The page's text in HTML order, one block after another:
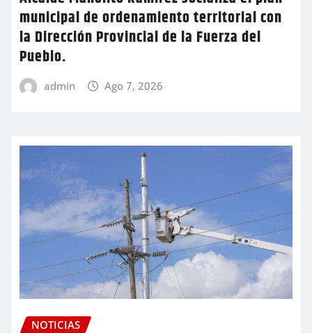
municipal de ordenamiento territorial con
la Dirección Provincial de la Fuerza del
Pueblo.
admin Ago 7, 2026
NOTICIAS